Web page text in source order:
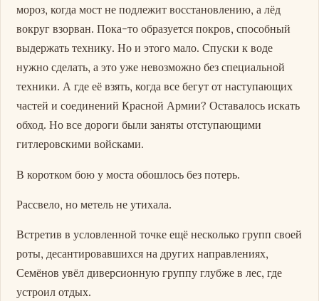
мороз, когда мост не подлежит восстановлению, а лёд
вокруг взорван. Пока-то образуется покров, способный
выдержать технику. Но и этого мало. Спуски к воде
нужно сделать, а это уже невозможно без специальной
техники. А где её взять, когда все бегут от наступающих
частей и соединений Красной Армии? Оставалось искать
обход. Но все дороги были заняты отступающими
гитлеровскими войсками.
В коротком бою у моста обошлось без потерь.
Рассвело, но метель не утихала.
Встретив в условленной точке ещё несколько групп своей
роты, десантировавшихся на других направлениях,
Семёнов увёл диверсионную группу глубже в лес, где
устроил отдых.